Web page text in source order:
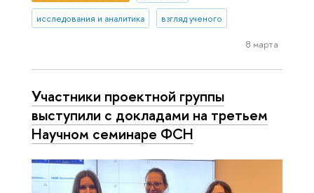
исследования и аналитика взгляд ученого
8 марта
Участники проектной группы
выступили с докладами на третьем
Научном семинаре ФСН